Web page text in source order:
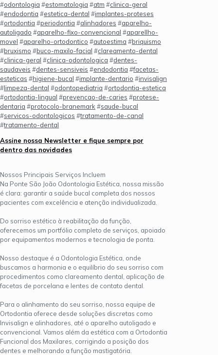
#odontologia #estomatologia #atm #clinica-geral
#endodontia #estetica-dental #implantes-proteses
#ortodontia #periodontia #alinhadores #aparelho-
autoligado #aparelho-fixo-convencional #aparellho-
movel #aparelho-ortodontico #autoestima #briquismo
#bruxismo #buco-maxilo-facial #clareamento-dental
#clinica-geral #clinica-odontologica #dentes-
saudaveis #dentes-sensiveis #endodontia #facetas-
esteticas #higiene-bucal #implante-dentario #invisalign
#limpeza-dental #odontopediatria #ortodontia-estetica
#ortodontia-lingual #prevencao-de-caries #protese-
dentaria #protocolo-branemark #saude-bucal
#servicos-odontologicos #tratamento-de-canal
#tratamento-dental
Assine nossa Newsletter e fique sempre por
dentro das novidades
Nossos Principais Serviços Incluem
Na Ponte São João Odontologia Estética, nossa missão
é clara: garantir a saúde bucal completa dos nossos
pacientes com excelência e atenção individualizada.
Do sorriso estético à reabilitação da função,
oferecemos um portfólio completo de serviços, apoiado
por equipamentos modernos e tecnologia de ponta.
Nosso destaque é a Odontologia Estética, onde
buscamos a harmonia e o equilíbrio do seu sorriso com
procedimentos como clareamento dental, aplicação de
facetas de porcelana e lentes de contato dental.
Para o alinhamento do seu sorriso, nossa equipe de
Ortodontia oferece desde soluções discretas como
Invisalign e alinhadores, até o aparelho autoligado e
convencional. Vamos além da estética com a Ortodontia
Funcional dos Maxilares, corrigindo a posição dos
dentes e melhorando a função mastigatória.